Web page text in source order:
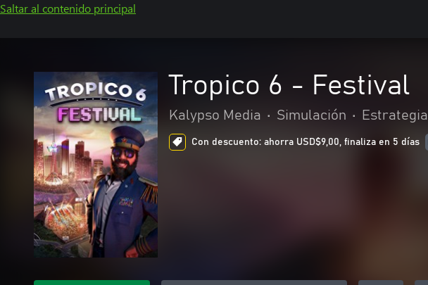
Saltar al contenido principal
Tropico 6 - Festival
Kalypso Media • Simulación • Estrategia
Con descuento: ahorra USD$9,00, finaliza en 5 días